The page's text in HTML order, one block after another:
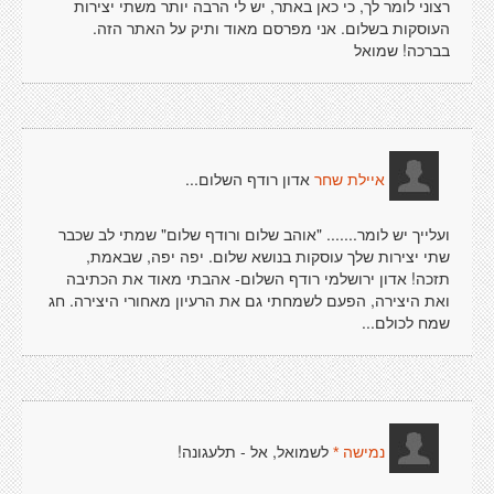
רצוני לומר לך, כי כאן באתר, יש לי הרבה יותר משתי יצירות
העוסקות בשלום. אני מפרסם מאוד ותיק על האתר הזה.
בברכה! שמואל
איילת שחר אדון רודף השלום...
ועלייך יש לומר....... "אוהב שלום ורודף שלום" שמתי לב שכבר
שתי יצירות שלך עוסקות בנושא שלום. יפה יפה, שבאמת,
תזכה! אדון ירושלמי רודף השלום- אהבתי מאוד את הכתיבה
ואת היצירה, הפעם לשמחתי גם את הרעיון מאחורי היצירה. חג
שמח לכולם...
נמישה * לשמואל, אל - תלעגונה!